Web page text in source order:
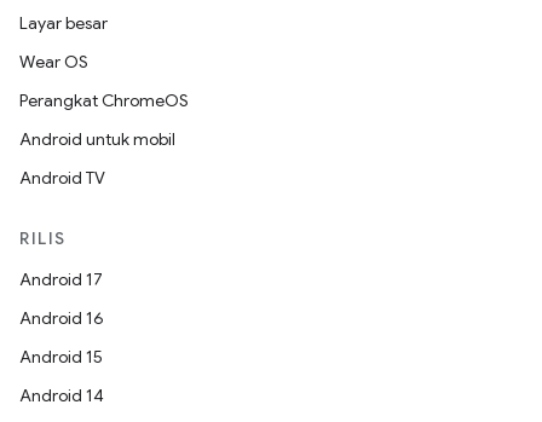
Layar besar
Wear OS
Perangkat ChromeOS
Android untuk mobil
Android TV
RILIS
Android 17
Android 16
Android 15
Android 14